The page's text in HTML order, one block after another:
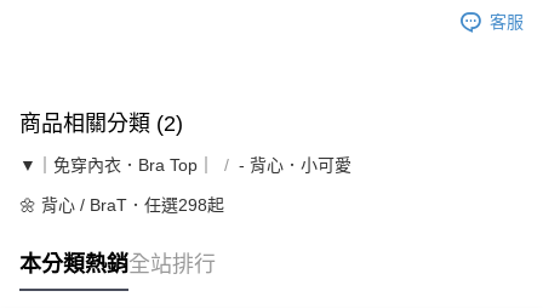
客服
商品相關分類 (2)
▼｜免穿內衣．Bra Top｜ - 背心．小可愛
🌼 背心 / BraT．任選298起
本分類熱銷全站排行